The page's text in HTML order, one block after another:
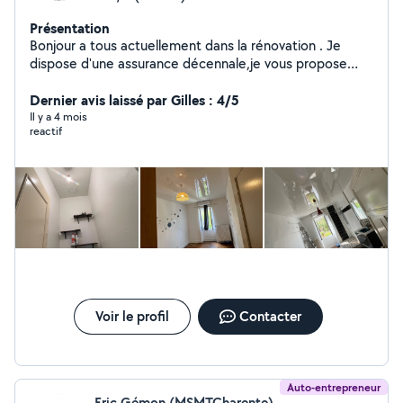
Présentation
Bonjour a tous actuellement dans la rénovation . Je
dispose d'une assurance décennale,je vous propose
à votre écoute. A bientôt
Dernier avis laissé par Gilles : 4/5
Il y a 4 mois
reactif
Voir le profil Contacter
Auto-entrepreneur